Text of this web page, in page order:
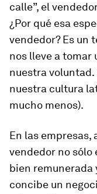
calle”, el
¿Por qué esa
vendedor? Es un
nos lleve a tomar
nuestra voluntad.
nuestra cultura
mucho menos).
En las
vendedor no sólo
bien remunerada
concibe un